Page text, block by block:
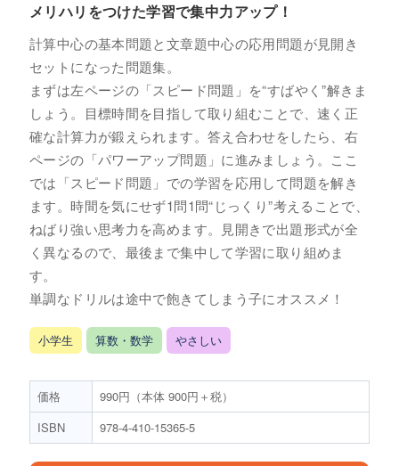
メリハリをつけた学習で集中力アップ！
計算中心の基本問題と文章題中心の応用問題が見開き
セットになった問題集。
まずは左ページの「スピード問題」を“すばやく”解きま
しょう。目標時間を目指して取り組むことで、速く正
確な計算力が鍛えられます。答え合わせをしたら、右
ページの「パワーアップ問題」に進みましょう。ここ
では「スピード問題」での学習を応用して問題を解き
ます。時間を気にせず1問1問“じっくり”考えることで、
ねばり強い思考力を高めます。見開きで出題形式が全
く異なるので、最後まで集中して学習に取り組めま
す。
単調なドリルは途中で飽きてしまう子にオススメ！
小学生 算数・数学 やさしい
価格
990円（本体 900円＋税）
ISBN
978-4-410-15365-5